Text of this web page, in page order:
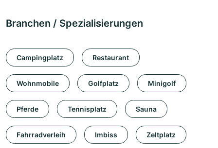
Branchen / Spezialisierungen
Campingplatz Restaurant
Wohnmobile Golfplatz Minigolf
Pferde Tennisplatz Sauna
Fahrradverleih Imbiss Zeltplatz